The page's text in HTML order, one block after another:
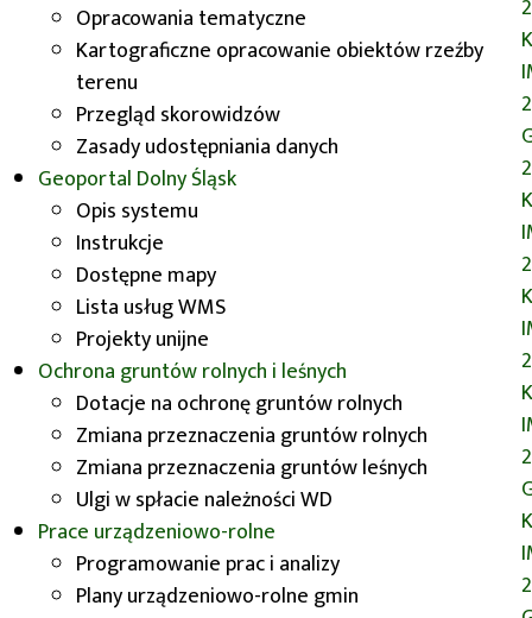
Opracowania tematyczne
Kartograficzne opracowanie obiektów rzeźby
terenu
Przegląd skorowidzów
Zasady udostępniania danych
Geoportal Dolny Śląsk
Opis systemu
Instrukcje
Dostępne mapy
Lista usług WMS
Projekty unijne
Ochrona gruntów rolnych i leśnych
Dotacje na ochronę gruntów rolnych
Zmiana przeznaczenia gruntów rolnych
Zmiana przeznaczenia gruntów leśnych
Ulgi w spłacie należności WD
Prace urządzeniowo-rolne
Programowanie prac i analizy
Plany urządzeniowo-rolne gmin
uczelni: Politechniki Wrocławskiej
i Uniwersytetu Wrocławskiego oraz
na GIS Day 2015 organizowanym
przez koła i stowarzyszenia
działające na Uniwersytecie
Przyrodniczym we Wrocławiu.
Podczas konferencji na Uniwersytecie
Wrocławskim wygłosiliśmy referat
pt. Przedstawienie rzeźby terenu
na przykładzie map Geoportalu
Dolnego Śląska – podtopienie jednej
z raf kartografii?W kuluarach
prezentowaliśmy na naszym stoisku
wojewódzki zasób geodezyjny i
kartograficzny oraz platformę
prezentującą wojewódzkie bazy
danychGeoportalDolny Śląsk
Zainteresowani mogli otrzymać nowy
informator Wydziału, ulotki oraz